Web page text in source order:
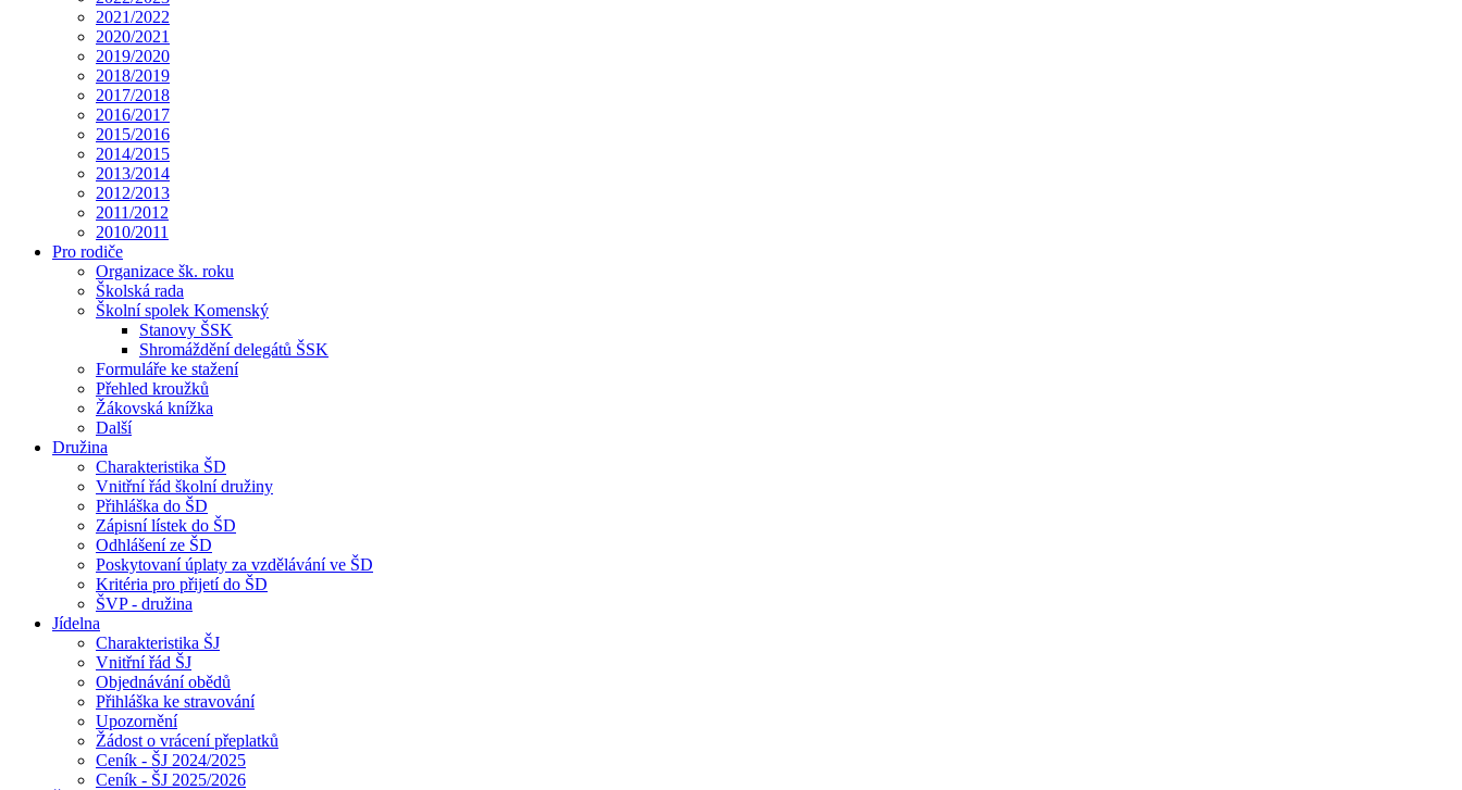
2021/2022
2020/2021
2019/2020
2018/2019
2017/2018
2016/2017
2015/2016
2014/2015
2013/2014
2012/2013
2011/2012
2010/2011
Pro rodiče
Organizace šk. roku
Školská rada
Školní spolek Komenský
Stanovy ŠSK
Shromáždění delegátů ŠSK
Formuláře ke stažení
Přehled kroužků
Žákovská knížka
Další
Družina
Charakteristika ŠD
Vnitřní řád školní družiny
Přihláška do ŠD
Zápisní lístek do ŠD
Odhlášení ze ŠD
Poskytovaní úplaty za vzdělávání ve ŠD
Kritéria pro přijetí do ŠD
ŠVP - družina
Jídelna
Charakteristika ŠJ
Vnitřní řád ŠJ
Objednávání obědů
Přihláška ke stravování
Upozornění
Žádost o vrácení přeplatků
Ceník - ŠJ 2024/2025
Ceník - ŠJ 2025/2026